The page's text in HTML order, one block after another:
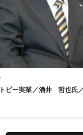
ピー実業／酒井 哲也氏